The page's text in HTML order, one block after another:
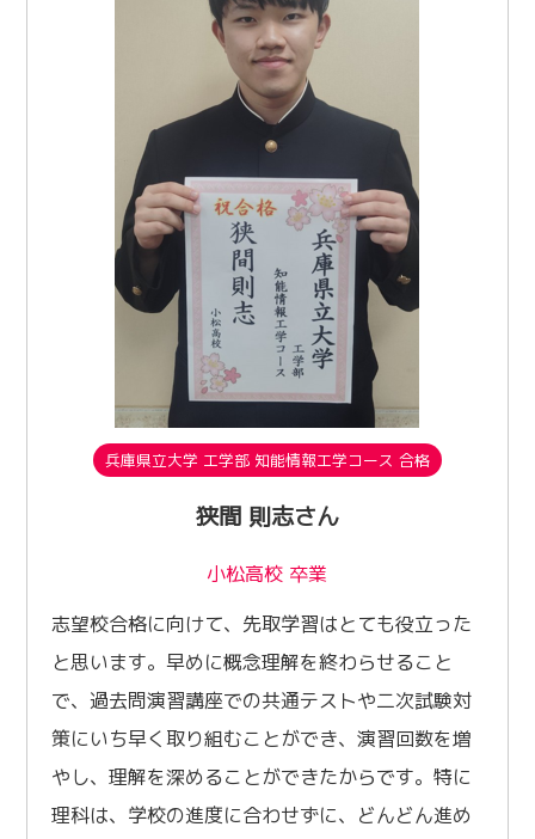
兵庫県立大学 工学部 知能情報工学コース 合格
狭間 則志さん
小松高校 卒業
志望校合格に向けて、先取学習はとても役立った
と思います。早めに概念理解を終わらせること
で、過去問演習講座での共通テストや二次試験対
策にいち早く取り組むことができ、演習回数を増
やし、理解を深めることができたからです。特に
理科は、学校の進度に合わせずに、どんどん進め